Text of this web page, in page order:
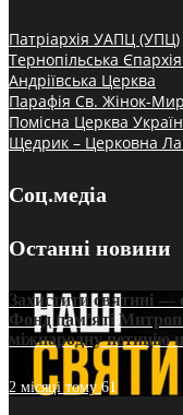
Патріархія УАПЦ (УПЦ)
Тернопільська
Андріївська Церква
Парафія Св. Жінок-
Помісна Церква
Щедрик – Церковна
Соц.медіа
Останні новини
Захистити святині —
Фонд пам’яті
міжнародну
2 місяці тому61